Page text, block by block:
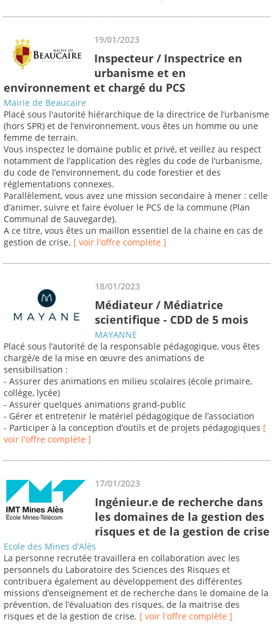
19/01/2023
Inspecteur / Inspectrice en
urbanisme et en
environnement et chargé du PCS
Mairie de Beaucaire
Placé sous l'autorité hiérarchique de la directrice de l’urbanisme
(hors SPR) et de l’environnement, vous êtes un homme ou une
femme de terrain.
Vous inspectez le domaine public et privé, et veillez au respect
notamment de l’application des règles du code de l’urbanisme,
du code de l’environnement, du code forestier et des
réglementations connexes.
Parallèlement, vous avez une mission secondaire à mener : celle
d’animer, suivre et faire évoluer le PCS de la commune (Plan
Communal de Sauvegarde).
A ce titre, vous êtes un maillon essentiel de la chaine en cas de
gestion de crise. [ voir l'offre complète ]
18/01/2023
Médiateur / Médiatrice
scientifique - CDD de 5 mois
MAYANNE
Placé sous l’autorité de la responsable pédagogique, vous êtes
chargé/e de la mise en œuvre des animations de
sensibilisation :
- Assurer des animations en milieu scolaires (école primaire,
collège, lycée)
- Assurer quelques animations grand-public
- Gérer et entretenir le matériel pédagogique de l’association
- Participer à la conception d’outils et de projets pédagogiques [
voir l'offre complète ]
17/01/2023
Ingénieur.e de recherche dans
les domaines de la gestion des
risques et de la gestion de crise
Ecole des Mines d’Alès
La personne recrutée travaillera en collaboration avec les
personnels du Laboratoire des Sciences des Risques et
contribuera également au développement des différentes
missions d’enseignement et de recherche dans le domaine de la
prévention, de l’évaluation des risques, de la maitrise des
risques et de la gestion de crise. [ voir l'offre complète ]